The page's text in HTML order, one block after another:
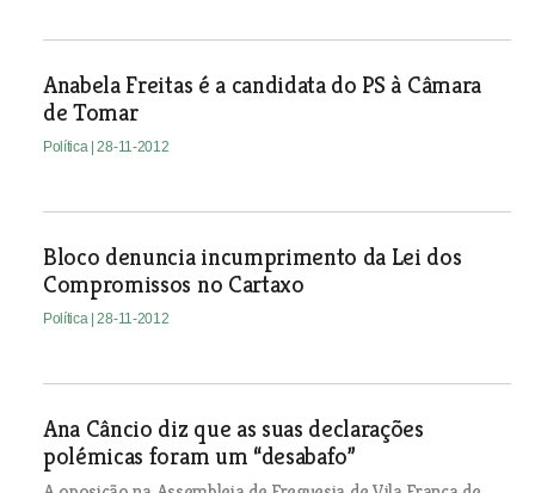
Anabela Freitas é a candidata do PS à Câmara
de Tomar
Política | 28-11-2012
Bloco denuncia incumprimento da Lei dos
Compromissos no Cartaxo
Política | 28-11-2012
Ana Câncio diz que as suas declarações
polémicas foram um “desabafo”